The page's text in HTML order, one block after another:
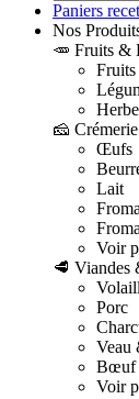
Paniers
Nos
🥕 Fruits &
Fruits
🧀 Crémerie
Œufs
Lait
Voir
🥩 Viandes
Porc
Veau
Bœuf
Voir